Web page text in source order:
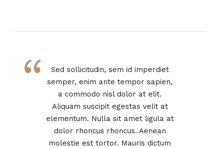
“
Sed sollicitudin, sem id imperdiet
semper, enim ante tempor sapien,
a commodo nisl dolor at elit.
Aliquam suscipit egestas velit at
elementum. Nulla sit amet ligula at
dolor rhoncus rhoncus. Aenean
molestie est tortor. Mauris dictum